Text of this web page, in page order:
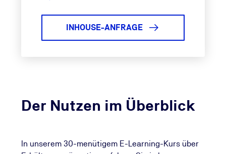
Der Nutzen im Überblick
In unserem 30-menütigem E-Learning-Kurs über
INHOUSE-ANFRAGE